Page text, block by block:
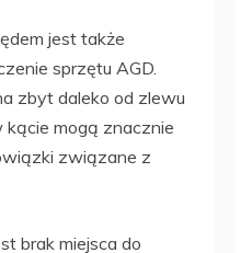
jest także
sprzętu AGD.
zbyt daleko od zlewu
mogą znacznie
związane z
brak miejsca do